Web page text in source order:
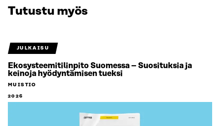
Tutustu myös
JULKAISU
Ekosysteemitilinpito Suomessa – Suosituksia ja
keinoja hyödyntämisen tueksi
MUISTIO
2026